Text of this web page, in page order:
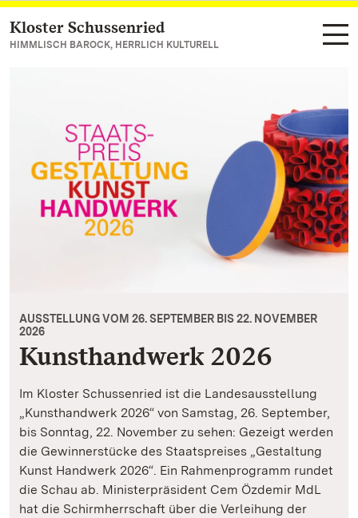
Zum Hauptinhalt springen
Kloster Schussenried
HIMMLISCH BAROCK, HERRLICH KULTURELL
AUSSTELLUNG VOM 26. SEPTEMBER BIS 22. NOVEMBER
2026
Kunsthandwerk 2026
Im Kloster Schussenried ist die Landesausstellung
„Kunsthandwerk 2026“ von Samstag, 26. September,
bis Sonntag, 22. November zu sehen: Gezeigt werden
die Gewinnerstücke des Staatspreises „Gestaltung
Kunst Handwerk 2026“. Ein Rahmenprogramm rundet
die Schau ab. Ministerpräsident Cem Özdemir MdL
hat die Schirmherrschaft über die Verleihung der